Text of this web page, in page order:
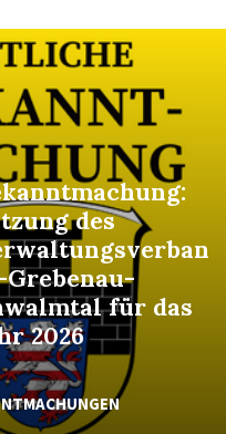
des
Grebenau-
für das
2026